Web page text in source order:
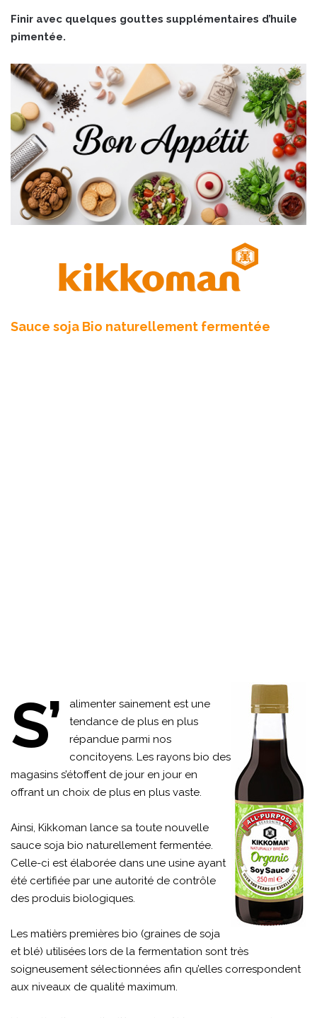
Finir avec quelques gouttes supplémentaires d’huile
pimentée.
Sauce soja Bio naturellement fermentée
S’
alimenter sainement est une
tendance de plus en plus
répandue parmi nos
concitoyens. Les rayons bio des
magasins s’étoffent de jour en jour en
offrant un choix de plus en plus vaste.
Ainsi, Kikkoman lance sa toute nouvelle
sauce soja bio naturellement fermentée.
Celle-ci est élaborée dans une usine ayant
été certifiée par une autorité de contrôle
des produis biologiques.
Les matièrs premières bio (graines de soja
et blé) utilisées lors de la fermentation sont très
soigneusement sélectionnées afin qu’elles correspondent
aux niveaux de qualité maximum.